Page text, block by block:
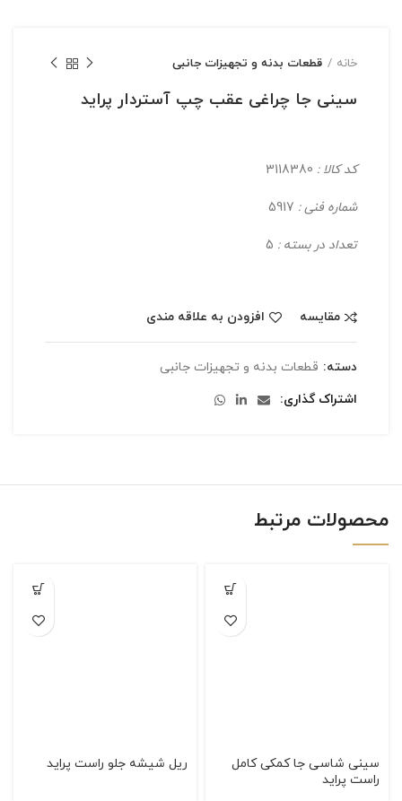
خانه قطعات بدنه و تجهیزات جانبی
سینی جا چراغی عقب چپ آستردار پراید
کد کالا :
شماره فنی :
تعداد در بسته :
مقایسه افزودن به علاقه مندی
دسته: قطعات بدنه و تجهیزات جانبی
اشتراک گذاری
محصولات مرتبط
سینی شاسی جا كمكی كامل
راست پراید
ريل شيشه جلو راست پرايد